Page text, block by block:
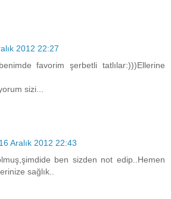
2012 22:27
favorim şerbetli tatlılar:)))Ellerine
sizi...
16 Aralık 2012 22:43
ben sizden not edip..Hemen
sağlık..